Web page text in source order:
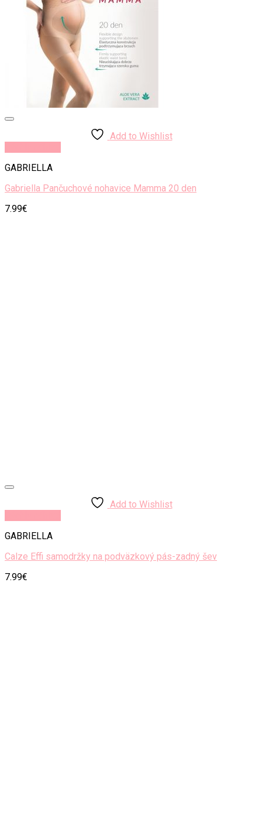
Add to Wishlist
GABRIELLA
Gabriella Pančuchové nohavice Mamma 20 den
7.99€
Add to Wishlist
GABRIELLA
Calze Effi samodržky na podväzkový pás-zadný šev
7.99€